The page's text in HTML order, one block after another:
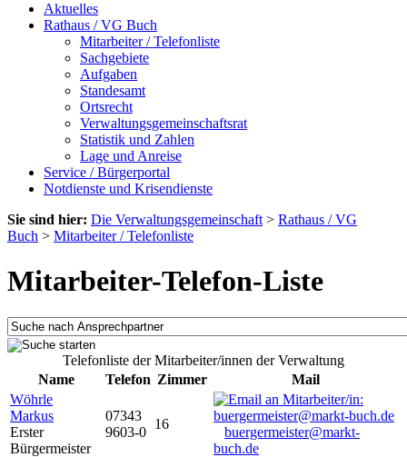
Aktuelles
Rathaus / VG Buch
Mitarbeiter / Telefonliste
Sachgebiete
Aufgaben
Standesamt
Ortsrecht
Verwaltungsgemeinschaftsrat
Statistik und Zahlen
Lage und Anreise
Service / Bürgerportal
Notdienste und Krisendienste
Sie sind hier: Die Verwaltungsgemeinschaft > Rathaus / VG
Buch > Mitarbeiter / Telefonliste
Mitarbeiter-Telefon-Liste
Telefonliste der Mitarbeiter/innen der Verwaltung
Name
Telefon Zimmer
Mail
Wöhrle
Markus
Erster
Bürgermeister
07343
9603-0
16
buergermeister@markt-
buch.de